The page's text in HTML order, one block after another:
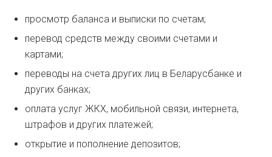
просмотр баланса и выписки по счетам;
перевод средств между своими счетами и
картами;
переводы на счета других лиц в Беларусбанке и
других банках;
оплата услуг ЖКХ, мобильной связи, интернета,
штрафов и других платежей;
открытие и пополнение депозитов;